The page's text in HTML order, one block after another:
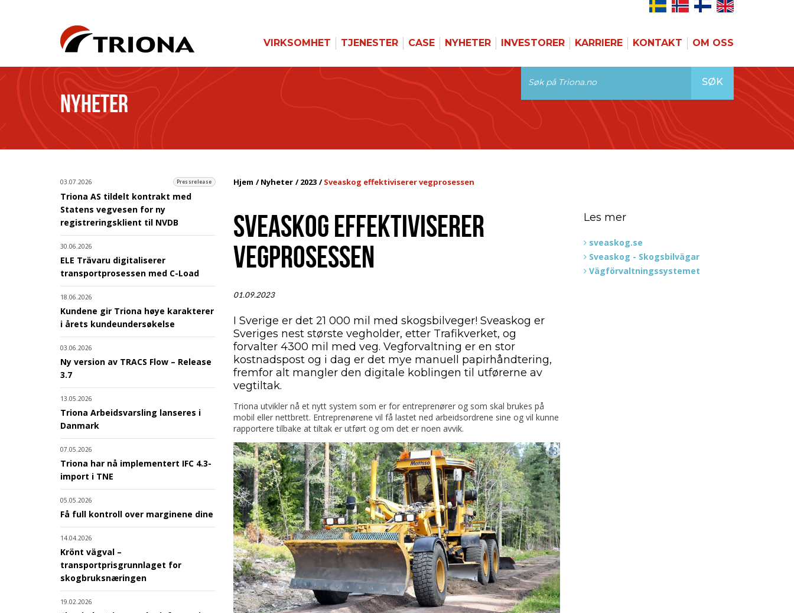
VIRKSOMHET TJENESTER CASE NYHETER INVESTORER KARRIERE KONTAKT OM OSS
NYHETER
SØK
03.07.2026 Pressrelease
Triona AS tildelt kontrakt med
Statens vegvesen for ny
registreringsklient til NVDB
30.06.2026
ELE Trävaru digitaliserer
transportprosessen med C-Load
18.06.2026
Kundene gir Triona høye karakterer
i årets kundeundersøkelse
03.06.2026
Ny version av TRACS Flow – Release
3.7
13.05.2026
Triona Arbeidsvarsling lanseres i
Danmark
07.05.2026
Triona har nå implementert IFC 4.3-
import i TNE
05.05.2026
Få full kontroll over marginene dine
14.04.2026
Krönt vägval –
transportprisgrunnlaget for
skogbruksnæringen
19.02.2026
Hjem Nyheter 2023 Sveaskog effektiviserer vegprosessen
SVEASKOG EFFEKTIVISERER
VEGPROSESSEN
01.09.2023
I Sverige er det 21 000 mil med skogsbilveger! Sveaskog er
Sveriges nest største vegholder, etter Trafikverket, og
forvalter 4300 mil med veg. Vegforvaltning er en stor
kostnadspost og i dag er det mye manuell papirhåndtering,
fremfor alt mangler den digitale koblingen til utførerne av
vegtiltak.
Triona utvikler nå et nytt system som er for entreprenører og som skal brukes på
mobil eller nettbrett. Entreprenørene vil få lastet ned arbeidsordrene sine og vil kunne
rapportere tilbake at tiltak er utført og om det er noen avvik.
Les mer
sveaskog.se
Sveaskog - Skogsbilvägar
Vägförvaltningssystemet